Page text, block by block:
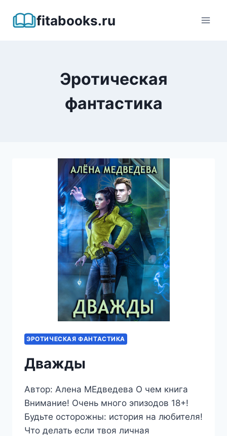
fitabooks.ru
Эротическая
фантастика
ЭРОТИЧЕСКАЯ ФАНТАСТИКА
Дважды
Автор: Алена МЕдведева О чем книга
Внимание! Очень много эпизодов 18+!
Будьте осторожны: история на любителя!
Что делать если твоя личная